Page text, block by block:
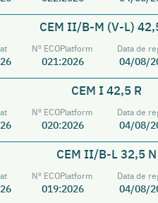
CEM II/B-M (V-L)
Nº ECOPlatform
021:2026
Data de
04/08/
CEM I 42,5 R
Nº ECOPlatform
020:2026
Data de
04/08/
CEM II/B-L 32,5 N
Nº ECOPlatform
019:2026
Data de
04/08/